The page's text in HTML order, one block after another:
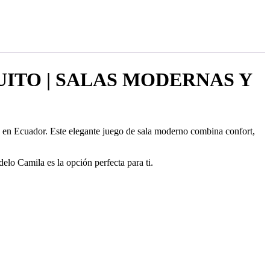
| SALAS MODERNAS Y
Ecuador. Este elegante juego de sala moderno combina confort,
Camila es la opción perfecta para ti.